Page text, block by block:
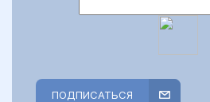
ПОДПИСАТЬСЯ